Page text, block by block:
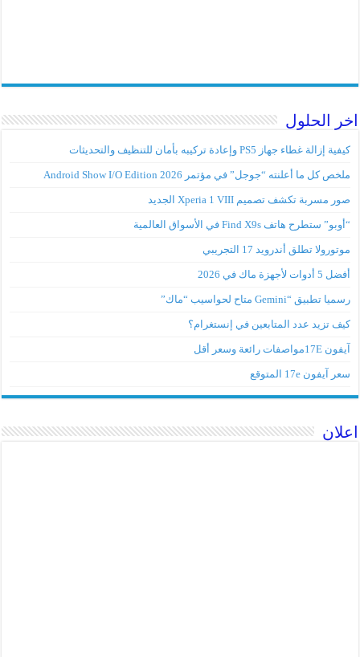
اخر الحلول
كيفية إزالة غطاء جهاز PS5 وإعادة تركيبه بأمان للتنظيف والتحديثات
ملخص كل ما أعلنته “جوجل” في مؤتمر Android Show I/O Edition 2026
صور مسربة تكشف تصميم Xperia 1 VIII الجديد
“أوبو” ستطرح هاتف Find X9s في الأسواق العالمية
موتورولا تطلق أندرويد 17 التجريبي
أفضل 5 أدوات لأجهزة ماك في 2026
رسميا تطبيق “Gemini متاح لحواسيب “ماك”
كيف تزيد عدد المتابعين في إنستغرام؟
آيفون 17Eمواصفات رائعة وسعر أقل
سعر آيفون 17e المتوقع
اعلان